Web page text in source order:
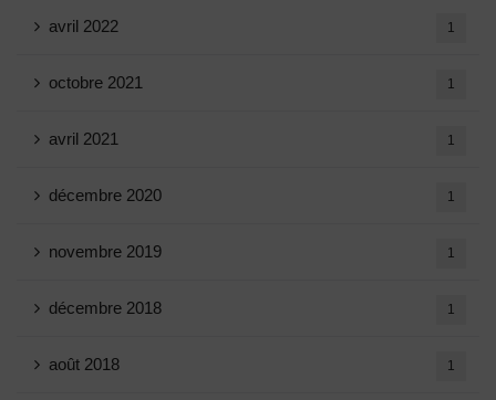
avril 2022 1
octobre 2021 1
avril 2021 1
décembre 2020 1
novembre 2019 1
décembre 2018 1
août 2018 1